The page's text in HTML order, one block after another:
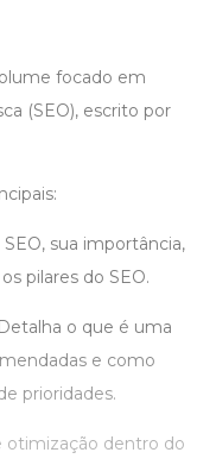
focado em
(SEO), escrito por
sua importância,
pilares do SEO.
o que é uma
e como
prioridades.
otimização dentro do